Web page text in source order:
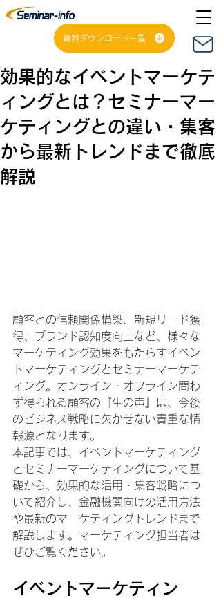
資料ダウンロード一覧
効果的なイベントマーケテ
ィングとは？セミナーマー
ケティングとの違い・集客
から最新トレンドまで徹底
解説
顧客との信頼関係構築、新規リード獲
得、ブランド認知度向上など、様々な
マーケティング効果をもたらすイベン
トマーケティングとセミナーマーケテ
ィング。オンライン・オフライン問わ
ず得られる顧客の『生の声』は、今後
のビジネス戦略に欠かせない貴重な情
報源となります。
本記事では、イベントマーケティング
とセミナーマーケティングについて基
礎から、効果的な活用・集客戦略につ
いて紹介し、金融機関向けの活用方法
や最新のマーケティングトレンドまで
解説します。マーケティング担当者は
ぜひご覧ください。
イベントマーケティン